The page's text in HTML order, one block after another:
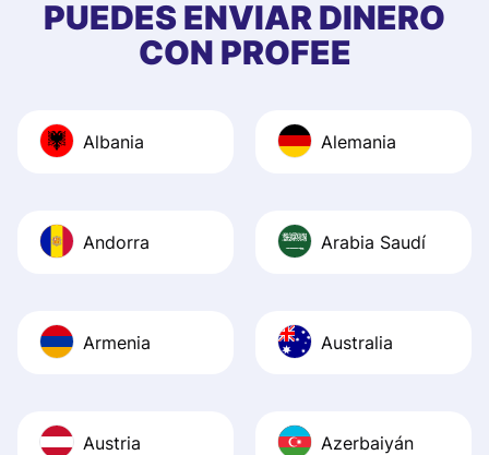
PUEDES ENVIAR DINERO
CON PROFEE
Albania Alemania
Andorra Arabia Saudí
Armenia Australia
Austria Azerbaiyán